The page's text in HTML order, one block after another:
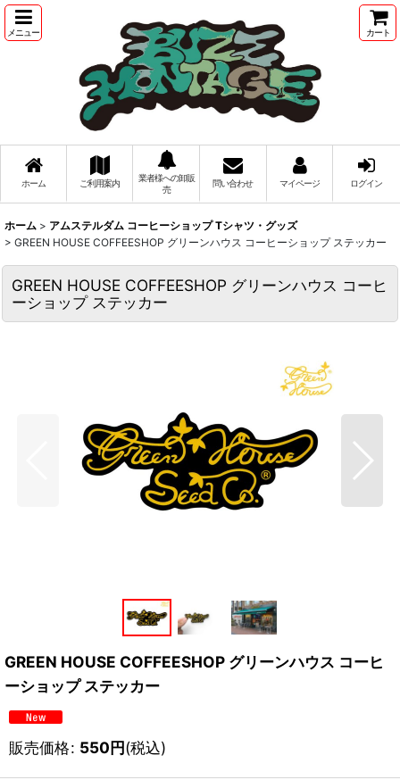
メニュー カート
ホーム ご利用案内
業者様への卸販
売
問い合わせ マイページ ログイン
ホーム > アムステルダム コーヒーショップ Tシャツ・グッズ
> GREEN HOUSE COFFEESHOP グリーンハウス コーヒーショップ ステッカー
GREEN HOUSE COFFEESHOP グリーンハウス コーヒ
ーショップ ステッカー
GREEN HOUSE COFFEESHOP グリーンハウス コーヒ
ーショップ ステッカー
販売価格: 550円(税込)